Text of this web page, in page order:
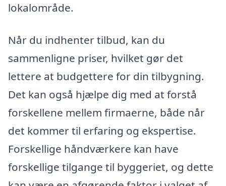
lokalområde.
Når du indhenter tilbud, kan du
sammenligne priser, hvilket gør det
lettere at budgettere for din tilbygning.
Det kan også hjælpe dig med at forstå
forskellene mellem firmaerne, både når
det kommer til erfaring og ekspertise.
Forskellige håndværkere kan have
forskellige tilgange til byggeriet, og dette